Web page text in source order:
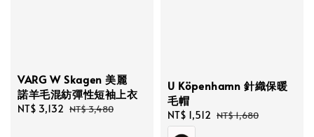
VARG W Skagen 美麗
諾羊毛混紡彈性短袖上衣
Sale
NT$ 3,132 Regular
NT$ 3,480
U Köpenhamn 針織保暖
毛帽
Sale
price
NT$ 1,512 Regular
NT$ 1,680